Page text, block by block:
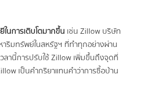
ในการเติบโตมากขึ้น เช่น Zillow บริษัท
ริมทรัพย์ในสหรัฐฯ ที่ทำทุกอย่างผ่าน
ลานี้การปรับใช้ Zillow เพิ่มขึ้นถึงจุดที่
เป็นคำกริยาแทนคำว่าการซื้อบ้าน